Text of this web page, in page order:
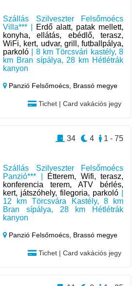
Szállás Szilveszter Felsőmoécs
Villa*** |
Erdő alatt, patak mellett,
konyha, ellátás, ebédlő, terasz,
WiFi, kert, udvar, grill, futballpálya,
parkoló | 8 km Törcsvári kastély, 8
km Bran sípálya, 28 km Hétlétrák
kanyon
Panzió Felsőmoécs, Brassó megye
Tichet | Card vakációs jegy
Szállás Szilveszter Felsőmoécs
Panzió*** |
Étterem, Wifi, terasz,
konferencia terem, ATV bérlés,
kert, játszóhely, filegoria, parkoló
12 km Törcsvára Kastély, 8 km
Bran sípálya, 28 km Hétlétrák
kanyon
Panzió Felsőmoécs, Brassó megye
Tichet | Card vakációs jegy
1 - 75
4
34